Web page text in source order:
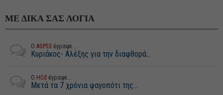
ΜΕ ΔΙΚΑ ΣΑΣ ΛΟΓΙΑ
Ο AGP53 έγραψε...
Κυριάκος- Αλέξης για την διαφθορά...
Ο HCd έγραψε...
Μετά τα 7 χρόνια φαγοπότι της...